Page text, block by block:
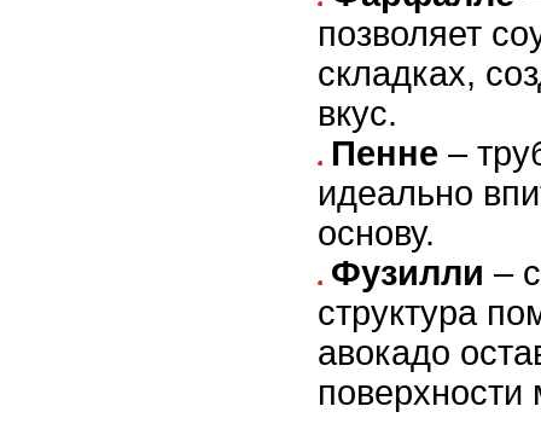
позволяет
складках,
вкус.
Пенне –
идеально
основу.
Фузилли –
структура
авокадо
поверхности